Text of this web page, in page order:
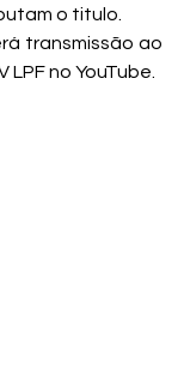
o titulo.
transmissão ao
no YouTube.